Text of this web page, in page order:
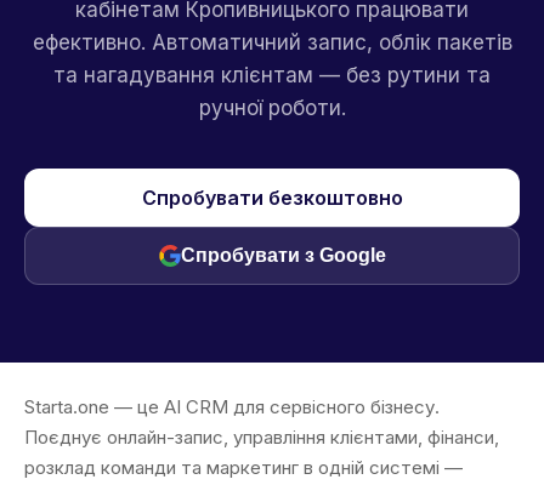
кабінетам Кропивницького працювати
ефективно. Автоматичний запис, облік пакетів
та нагадування клієнтам — без рутини та
ручної роботи.
Спробувати безкоштовно
Спробувати з Google
Starta.one — це AI CRM для сервісного бізнесу.
Поєднує онлайн-запис, управління клієнтами, фінанси,
розклад команди та маркетинг в одній системі —